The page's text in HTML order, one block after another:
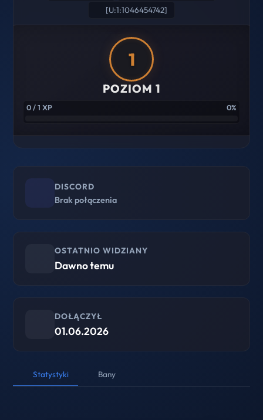
[U:1:1046454742]
1
POZIOM 1
0 / 1 XP 0%
DISCORD
Brak połączenia
OSTATNIO WIDZIANY
Dawno temu
DOŁĄCZYŁ
01.06.2026
Statystyki Bany